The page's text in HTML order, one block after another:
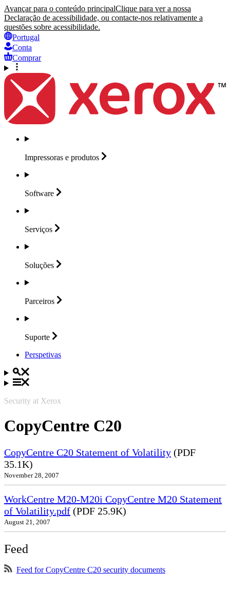
Avançar para o conteúdo principalClique para ver a nossa
Declaração de acessibilidade, ou contacte-nos relativamente a
questões sobre acessibilidade.
Portugal
Conta
Comprar
Impressoras e produtos
Software
Serviços
Soluções
Parceiros
Suporte
Perspetivas
Security at Xerox
CopyCentre C20
CopyCentre C20 Statement of Volatility (PDF
35.1K)
November 28, 2007
WorkCentre M20-M20i CopyCentre M20 Statement
of Volatility.pdf (PDF 25.9K)
August 21, 2007
Feed
Feed for CopyCentre C20 security documents